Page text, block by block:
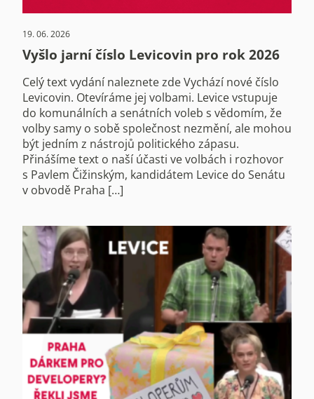
19. 06. 2026
Vyšlo jarní číslo Levicovin pro rok 2026
Celý text vydání naleznete zde Vychází nové číslo
Levicovin. Otevíráme jej volbami. Levice vstupuje
do komunálních a senátních voleb s vědomím, že
volby samy o sobě společnost nezmění, ale mohou
být jedním z nástrojů politického zápasu.
Přinášíme text o naší účasti ve volbách i rozhovor
s Pavlem Čižinským, kandidátem Levice do Senátu
v obvodě Praha […]